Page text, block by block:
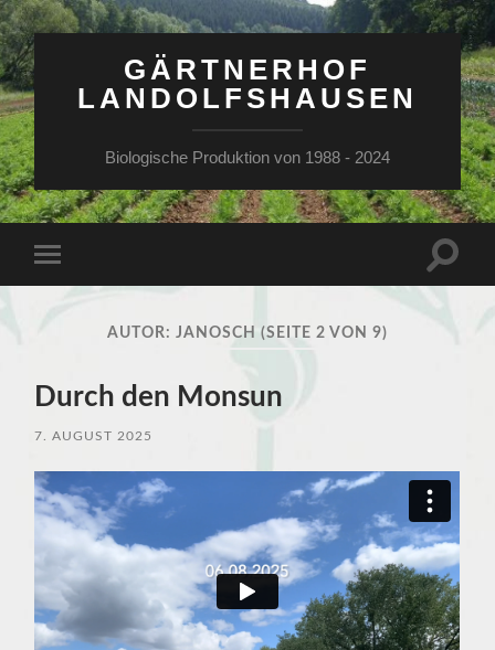
GÄRTNERHOF
LANDOLFSHAUSEN
Biologische Produktion von 1988 - 2024
Menü
AUTOR: JANOSCH (SEITE 2 VON 9)
Durch den Monsun
7. AUGUST 2025